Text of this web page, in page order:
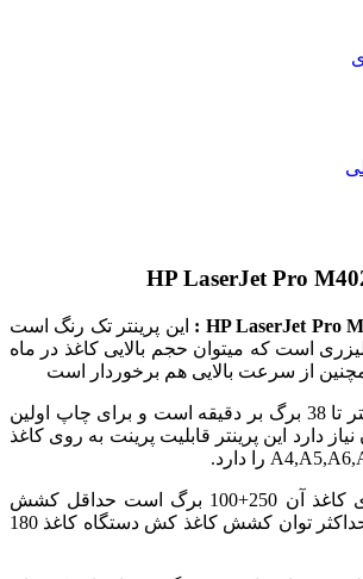
این پرینتر تک رنگ است
است که میتوان حجم بالایی کاغذ در ماه
از سرعت بالایی هم برخوردار است
سرعت چاپ این پرینتر تا 38 برگ بر دقیقه است و برای چاپ اولین
زمان نیاز دارد این پرینتر قابلیت پرینت به روی کاغذ
ظرفیت سینی ورودی کاغذ آن 250+100 برگ است حداقل کشش
وزن کاغذ 60 گرم و حداکثر توان کشش کاغذ کش دستگاه کاغذ 180